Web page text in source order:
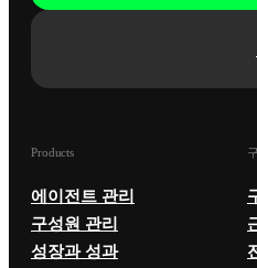
Products
에이전트 관리
구성원 관리
성장과 성과